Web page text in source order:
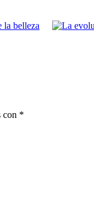
la belleza
con *